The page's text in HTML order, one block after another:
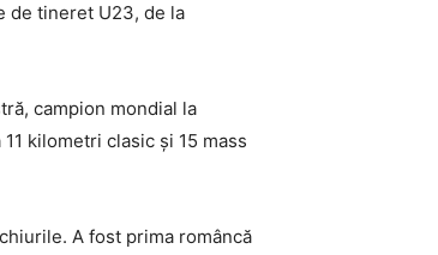
de tineret U23, de la
campion mondial la
kilometri clasic și 15 mass
A fost prima româncă